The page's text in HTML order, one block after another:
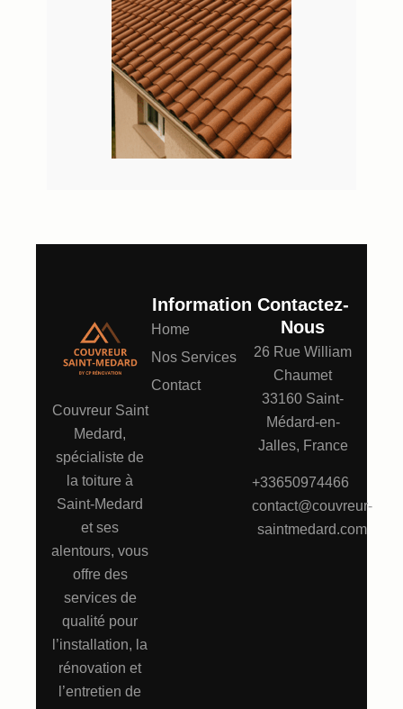
Couvreur Saint
Medard,
spécialiste de
la toiture à
Saint-Medard
et ses
alentours, vous
offre des
services de
qualité pour
l’installation, la
rénovation et
l’entretien de
Information
Home
Nos Services
Contact
Contactez-
Nous
26 Rue William
Chaumet
33160 Saint-
Médard-en-
Jalles, France
+33650974466
contact@couvreur-
saintmedard.com